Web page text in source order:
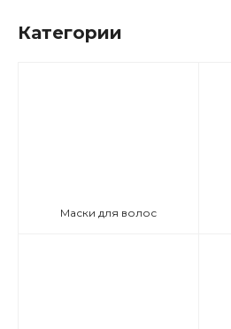
Категории
Маски для волос